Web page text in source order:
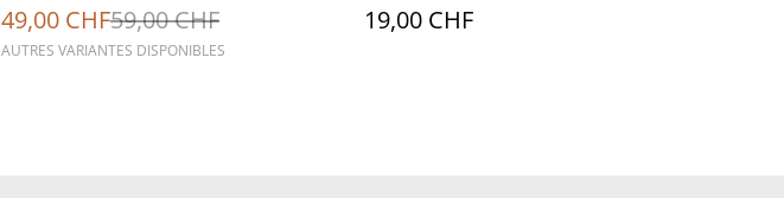
49,00 CHF59,00 CHF
AUTRES VARIANTES DISPONIBLES
19,00 CHF